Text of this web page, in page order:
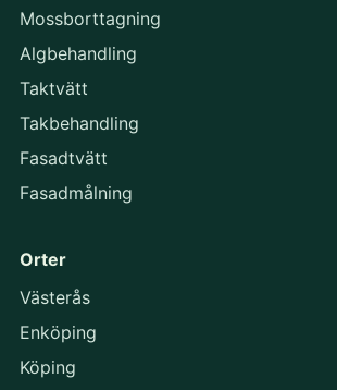
Mossborttagning
Algbehandling
Taktvätt
Takbehandling
Fasadtvätt
Fasadmålning
Orter
Västerås
Enköping
Köping